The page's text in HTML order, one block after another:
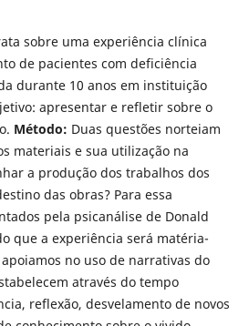
sobre uma experiência clínica
de pacientes com deficiência
durante 10 anos em instituição
apresentar e refletir sobre o
Método: Duas questões norteiam
materiais e sua utilização na
a produção dos trabalhos dos
das obras? Para essa
pela psicanálise de Donald
que a experiência será matéria-
no uso de narrativas do
através do tempo
reflexão, desvelamento de novos